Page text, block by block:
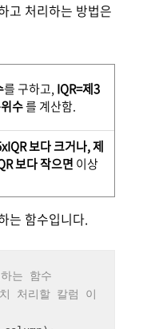
고 처리하는 방법은
를 구하고, IQR=제3
수를 계산함.
보다 크거나, 제
보다 작으면 이상
는 함수입니다.
는 함수
처리할 칼럼 이